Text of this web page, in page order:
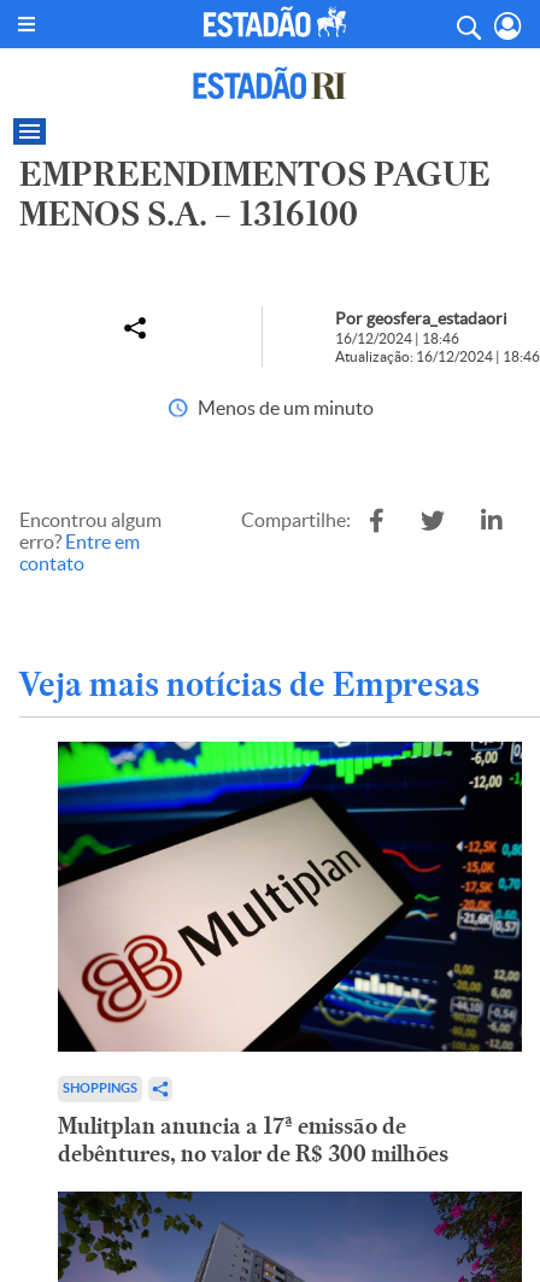
EMPREENDIMENTOS PAGUE
MENOS S.A. – 1316100
Por geosfera_estadaori
16/12/2024 | 18:46
Atualização: 16/12/2024 | 18:46
Menos de um minuto
Encontrou algum
erro? Entre em
contato
Compartilhe:
Veja mais notícias de Empresas
SHOPPINGS
Mulitplan anuncia a 17ª emissão de
debêntures, no valor de R$ 300 milhões